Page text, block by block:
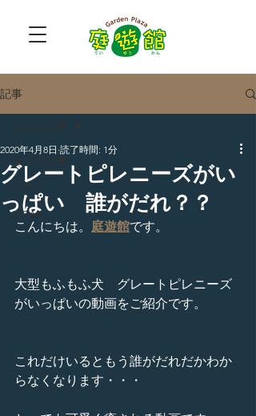
記事
全ての記事
ブログ
NEWS
グレートピレニーズがい
っぱい 誰がだれ？？
2020年4月8日 読了時間: 1分
こんにちは。 庭遊館です。
大型もふもふ犬　グレートピレニーズ
がいっぱいの動画をご紹介です。
これだけいるともう誰がだれだかわか
らなくなります・・・